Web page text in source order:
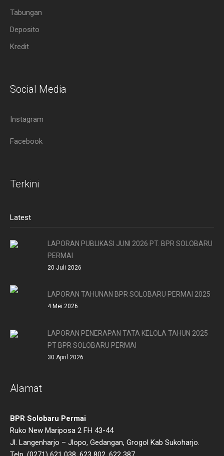
Tabungan
Deposito
Kredit
Social Media
Instagram
Facebook
Terkini
Latest
LAPORAN PUBLIKASI JUNI 2026 PT. BPR SOLOBARU
PERMAI
20 Juli 2026
LAPORAN TAHUNAN BPR SOLOBARU PERMAI 2025
4 Mei 2026
LAPORAN PENERAPAN TATA KELOLA TAHUN 2025
PT BPR SOLOBARU PERMAI
30 April 2026
Alamat
BPR Solobaru Permai
Ruko New Mariposa 2 FH 43-44
Jl. Langenharjo – Jlopo, Gedangan, Grogol Kab Sukoharjo.